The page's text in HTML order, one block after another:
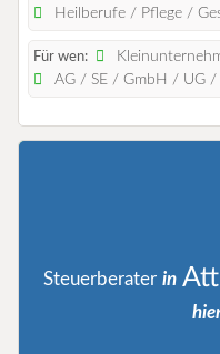
Heilberufe / Pflege /
Für wen:
AG / SE / GmbH / UG /
Steuerberater in